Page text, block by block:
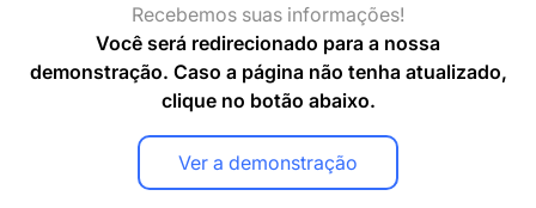
Recebemos suas informações!
Você será redirecionado para a nossa
demonstração. Caso a página não tenha atualizado,
clique no botão abaixo.
Ver a demonstração